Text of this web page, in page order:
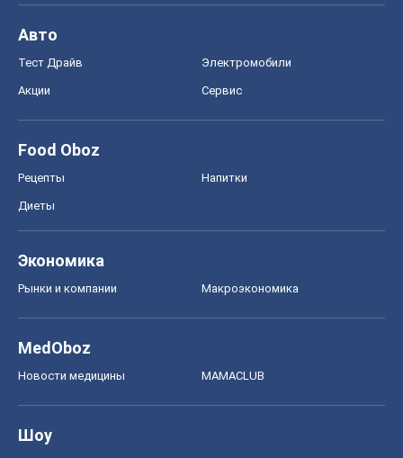
Авто
Тест Драйв Электромобили
Акции Сервис
Food Oboz
Рецепты Напитки
Диеты
Экономика
Рынки и компании Mакроэкономика
MedOboz
Новости медицины MAMACLUB
Шоу